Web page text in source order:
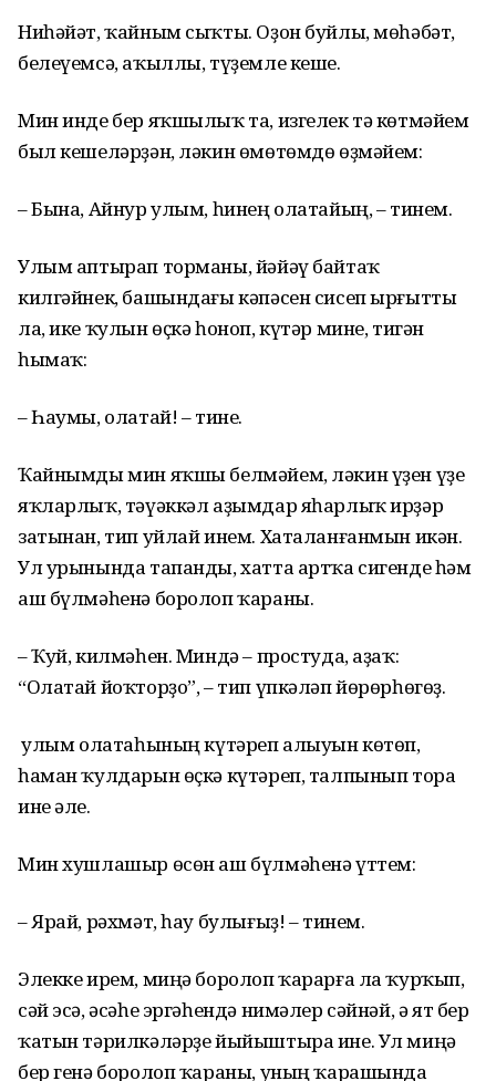
Ниһәйәт, ҡайным сыҡты. Оҙон буйлы, мөһәбәт,
белеүемсә, аҡыллы, түҙемле кеше.
Мин инде бер яҡшылыҡ та, изгелек тә көтмәйем
был кешеләрҙән, ләкин өмөтөмдө өҙмәйем:
– Бына, Айнур улым, һинең олатайың, – тинем.
Улым аптырап торманы, йәйәү байтаҡ
килгәйнек, башындағы кәпәсен сисеп ырғытты
ла, ике ҡулын өҫкә һоноп, күтәр мине, тигән
һымаҡ:
– Һаумы, олатай! – тине.
Ҡайнымды мин яҡшы белмәйем, ләкин үҙен үҙе
яҡларлыҡ, тәүәккәл аҙымдар яһарлыҡ ирҙәр
затынан, тип уйлай инем. Хаталанғанмын икән.
Ул урынында тапанды, хатта артҡа сигенде һәм
аш бүлмәһенә боролоп ҡараны.
– Ҡуй, килмәһен. Миндә – простуда, аҙаҡ:
“Олатай йоҡторҙо”, – тип үпкәләп йөрөрһөгөҙ.
Ә улым олатаһының күтәреп алыуын көтөп,
һаман ҡулдарын өҫкә күтәреп, талпынып тора
ине әле.
Мин хушлашыр өсөн аш бүлмәһенә үттем:
– Ярай, рәхмәт, һау булығыҙ! – тинем.
Элекке ирем, миңә боролоп ҡарарға ла ҡурҡып,
сәй эсә, әсәһе эргәһендә нимәлер сәйнәй, ә ят бер
ҡатын тәрилкәләрҙе йыйыштыра ине. Ул миңә
бер генә боролоп ҡараны, уның ҡарашында